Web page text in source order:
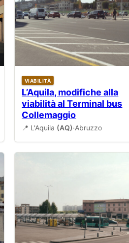
VIABILITÀ
L’Aquila, modifiche alla
viabilità al Terminal bus
Collemaggio
📍 L'Aquila (AQ)·Abruzzo